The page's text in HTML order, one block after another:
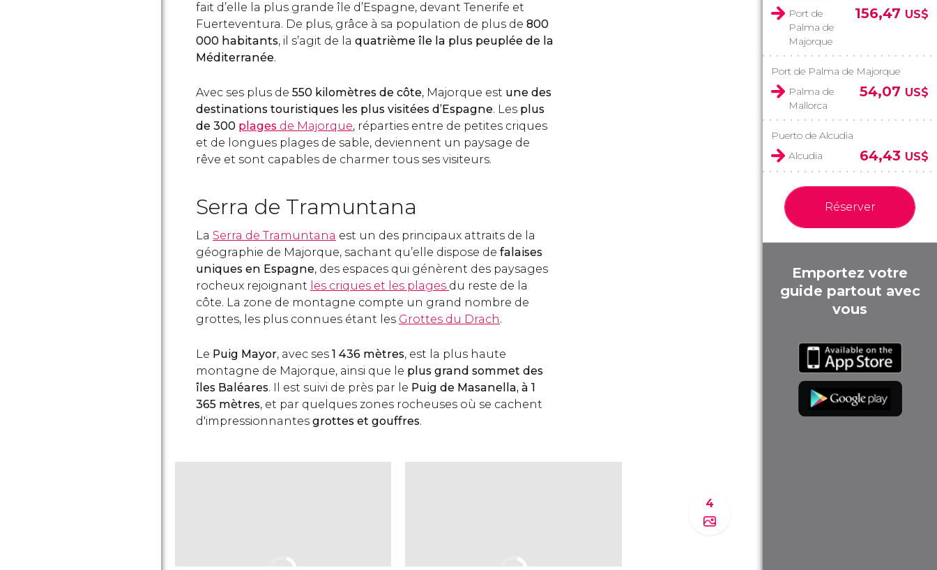
fait d’elle la plus grande île d’Espagne, devant Tenerife et
Fuerteventura. De plus, grâce à sa population de plus de 800
000 habitants, il s’agit de la quatrième île la plus peuplée de la
Méditerranée.
Avec ses plus de 550 kilomètres de côte, Majorque est une des
destinations touristiques les plus visitées d’Espagne. Les plus
de 300 plages de Majorque, réparties entre de petites criques
et de longues plages de sable, deviennent un paysage de
rêve et sont capables de charmer tous ses visiteurs.
Serra de Tramuntana
La Serra de Tramuntana est un des principaux attraits de la
géographie de Majorque, sachant qu’elle dispose de falaises
uniques en Espagne, des espaces qui génèrent des paysages
rocheux rejoignant les criques et les plages du reste de la
côte. La zone de montagne compte un grand nombre de
grottes, les plus connues étant les Grottes du Drach.
Le Puig Mayor, avec ses 1 436 mètres, est la plus haute
montagne de Majorque, ainsi que le plus grand sommet des
îles Baléares. Il est suivi de près par le Puig de Masanella, à 1
365 mètres, et par quelques zones rocheuses où se cachent
d'impressionnantes grottes et gouffres.
4
Port de
Palma de
Majorque
156,47 US$
Port de Palma de Majorque
Palma de
Mallorca
54,07 US$
Puerto de Alcudia
Alcudia
64,43 US$
Réserver
Emportez votre
guide partout avec
vous